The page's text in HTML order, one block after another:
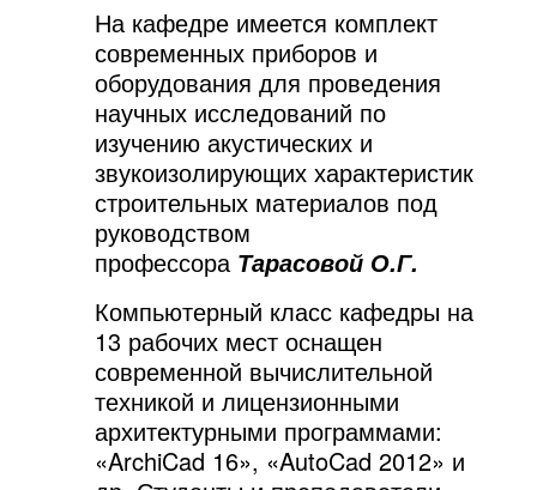
На кафедре имеется комплект
современных приборов и
оборудования для проведения
научных исследований по
изучению акустических и
звукоизолирующих характеристик
строительных материалов под
руководством
профессора Тарасовой О.Г.
Компьютерный класс кафедры на
13 рабочих мест оснащен
современной вычислительной
техникой и лицензионными
архитектурными программами:
«ArchiCad 16», «AutoCad 2012» и